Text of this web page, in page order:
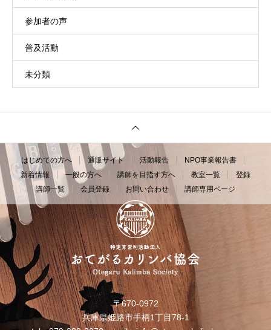
参加者の声
普及活動
未分類
〒670-0972
兵庫県姫路市手柄1丁目78-1
はじめての方へ 通販サイト 活動報告
NPO事業報告書
新着情報
一般の方へ 講師を目指す方へ 教室一覧
登録
講師一覧
会員登録 お問い合わせ 講師専用ページ